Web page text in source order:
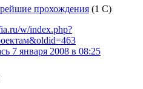
прохождения (1 С)
w/index.php?
7 января 2008 в 08:25